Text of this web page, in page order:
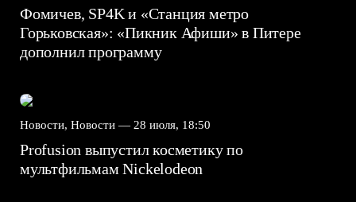
Фомичев, SP4K и «Станция метро
Горьковская»: «Пикник Афиши» в Питере
дополнил программу
Новости, Новости — 28 июля, 18:50
Profusion выпустил косметику по
мультфильмам Nickelodeon